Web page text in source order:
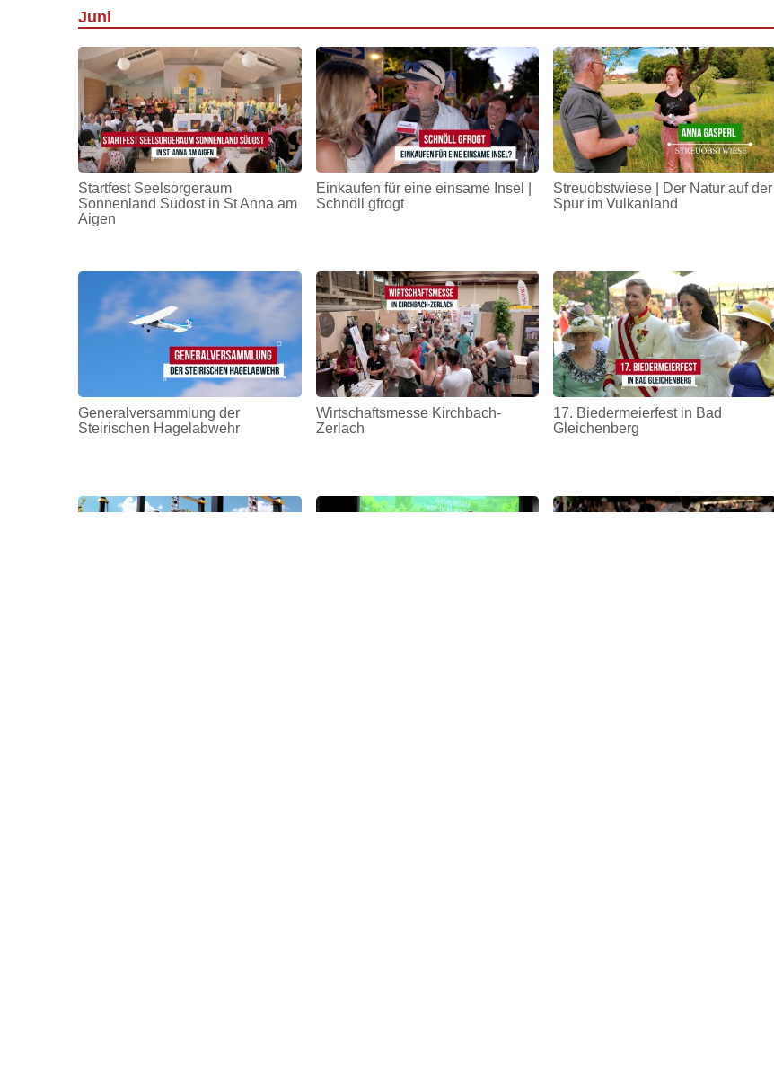
Juni
Startfest Seelsorgeraum
Sonnenland Südost in St Anna am
Aigen
Einkaufen für eine einsame Insel |
Schnöll gfrogt
Streuobstwiese | Der Natur auf der
Spur im Vulkanland
Generalversammlung der
Steirischen Hagelabwehr
Wirtschaftsmesse Kirchbach-
Zerlach
17. Biedermeierfest in Bad
Gleichenberg